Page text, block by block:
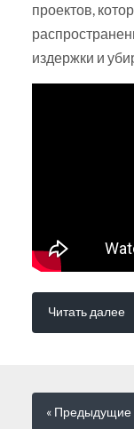
проектов,
издержки и
Читать далее
« Предыдущие